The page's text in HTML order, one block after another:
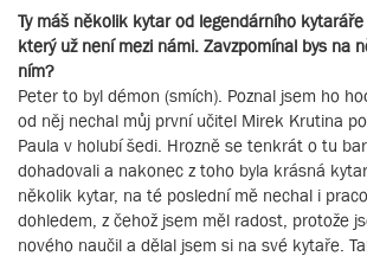
Ty máš několik kytar od legendárního
který už není mezi námi. Zavzpomínal bys na
ním?
Peter to byl démon (smích). Poznal jsem ho
od něj nechal můj první učitel Mirek Krutina
Paula v holubí šedi. Hrozně se tenkrát o tu
dohadovali a nakonec z toho byla krásná
několik kytar, na té poslední mě nechal i
dohledem, z čehož jsem měl radost, protože
nového naučil a dělal jsem si na své kytaře.